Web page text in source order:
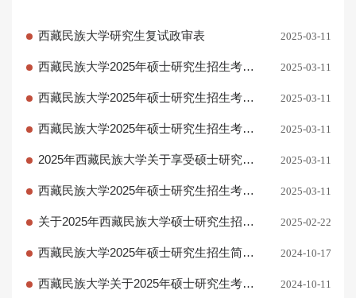
西藏民族大学研究生复试政审表 2025-03-11
西藏民族大学2025年硕士研究生招生考试
一志愿复试安排
2025-03-11
西藏民族大学2025年硕士研究生招生考试
复试须知
2025-03-11
西藏民族大学2025年硕士研究生招生考试
复试录取办法
2025-03-11
2025年西藏民族大学关于享受硕士研究生
招生考试初试总成绩加分政策的考生提交
证明材料的通知
2025-03-11
西藏民族大学2025年硕士研究生招生考试
考生进入复试初试成绩基本要求
2025-03-11
关于2025年西藏民族大学硕士研究生招生
考试考生初试成绩公布等有关事宜的公告
2025-02-22
西藏民族大学2025年硕士研究生招生简章
补充公告
2024-10-17
西藏民族大学关于2025年硕士研究生考试 2024-10-11